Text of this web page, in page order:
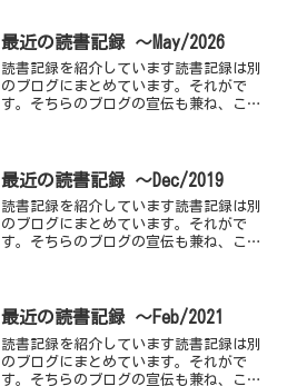
最近の読書記録 ～May/2026
読書記録を紹介しています読書記録は別
のブログにまとめています。それがで
す。そちらのブログの宣伝も兼ね、こち
方」が面白かったですね。政府...
最近の読書記録 ～Dec/2019
読書記録を紹介しています読書記録は別
のブログにまとめています。それがで
す。そちらのブログの宣伝も兼ね、こち
(平凡社ライブラリー)...
最近の読書記録 ～Feb/2021
読書記録を紹介しています読書記録は別
のブログにまとめています。それがで
す。そちらのブログの宣伝も兼ね、こち